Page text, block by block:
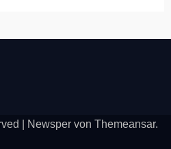
Newspervon Themeansar.